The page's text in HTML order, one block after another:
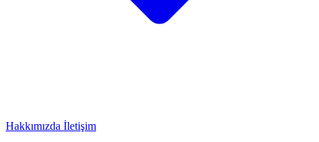
Hakkımızda İletişim